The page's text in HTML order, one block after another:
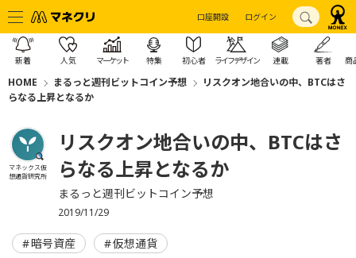
口座開設 ログイン
新着 人気 マーケット 特集 初心者 ライフデザイン 連載 著者 商
HOME まるっと週刊ビットコイン予想
リスクオン地合いの中、BTCはさ
らなる上昇となるか
マネックス仮
想通貨研究所
リスクオン地合いの中、BTCはさ
らなる上昇となるか
まるっと週刊ビットコイン予想
2019/11/29
暗号資産 仮想通貨